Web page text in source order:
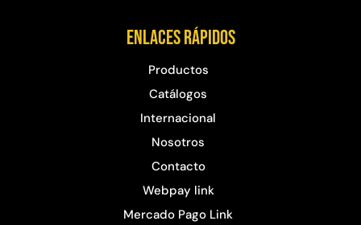
Enlaces rápidos
Productos
Catálogos
Internacional
Nosotros
Contacto
Webpay link
Mercado Pago Link